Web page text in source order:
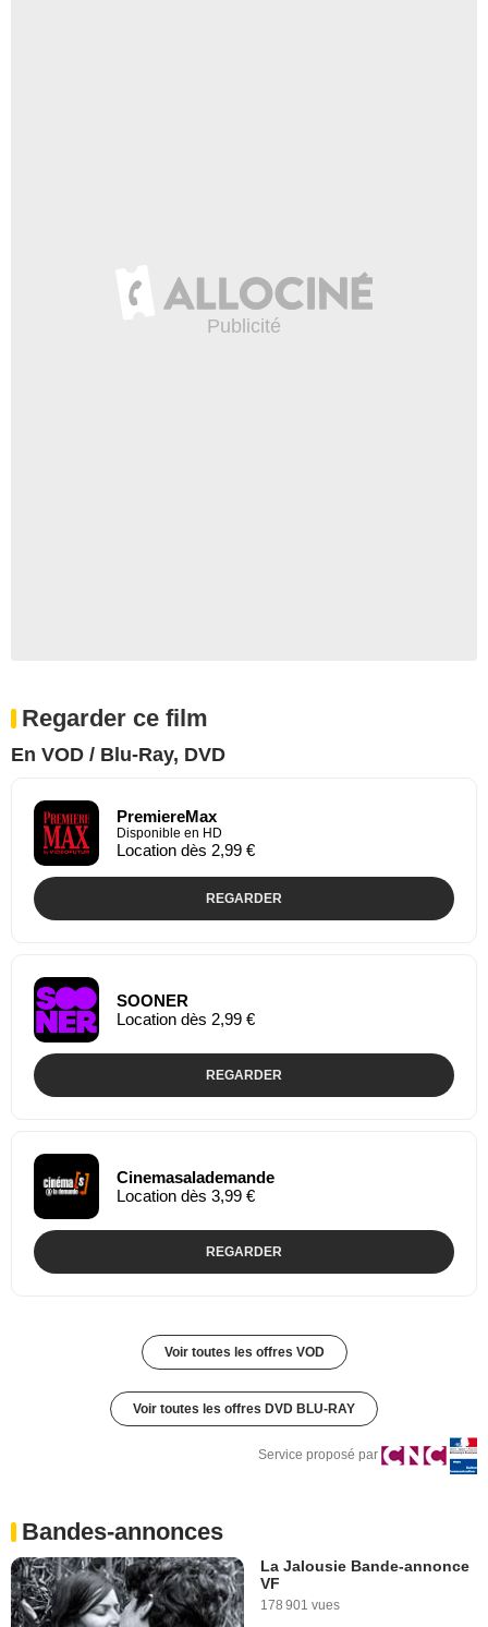
Regarder ce film
En VOD / Blu-Ray, DVD
PremiereMax
Disponible en HD
Location dès 2,99 €
REGARDER
SOONER
Location dès 2,99 €
REGARDER
Cinemasalademande
Location dès 3,99 €
REGARDER
Voir toutes les offres VOD
Voir toutes les offres DVD BLU-RAY
Service proposé par
Bandes-annonces
La Jalousie Bande-annonce
VF
178 901 vues